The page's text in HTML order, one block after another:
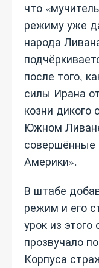
что
режиму уже
народа
после того,
силы Ирана
козни дикого
Южном
совершённые
Америки».
В штабе
режим и его
урок из
прозвучало
Корпуса